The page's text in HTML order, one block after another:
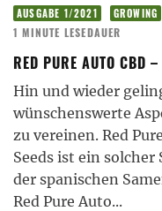
AUSGABE 1/2021 GROWING
1 MINUTE LESEDAUER
RED PURE AUTO CBD
Hin und wieder
wünschenswerte
zu vereinen. Red
Seeds ist ein
der spanischen
Red Pure Auto...